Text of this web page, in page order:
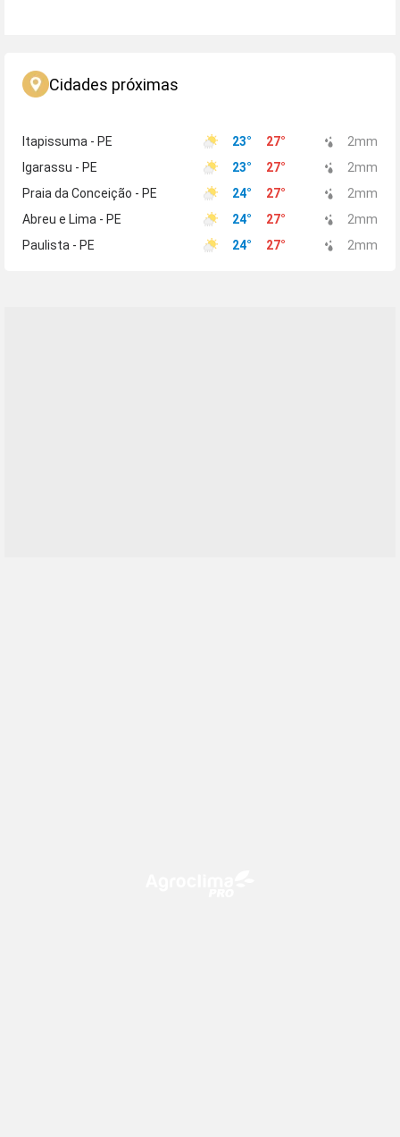
Cidades próximas
Itapissuma - PE 23° 27° 2mm
Igarassu - PE
23° 27° 2mm
Praia da Conceição - PE
24° 27° 2mm
Abreu e Lima - PE
24° 27° 2mm
Paulista - PE
24° 27° 2mm